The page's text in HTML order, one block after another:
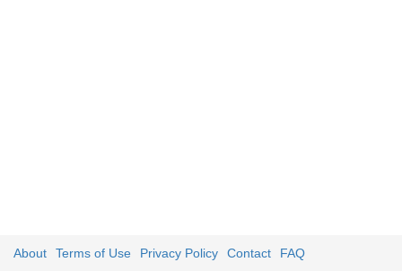
About Terms of Use Privacy Policy Contact FAQ